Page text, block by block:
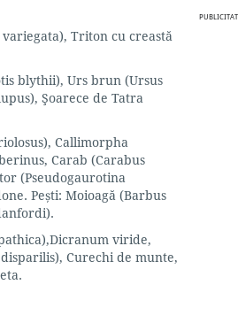
Triton cu creastă
blythii), Urs brun (Ursus
Şoarece de Tatra
Callimorpha
Carab (Carabus
(Pseudogaurotina
Pești: Moioagă (Barbus
viride,
Curechi de munte,